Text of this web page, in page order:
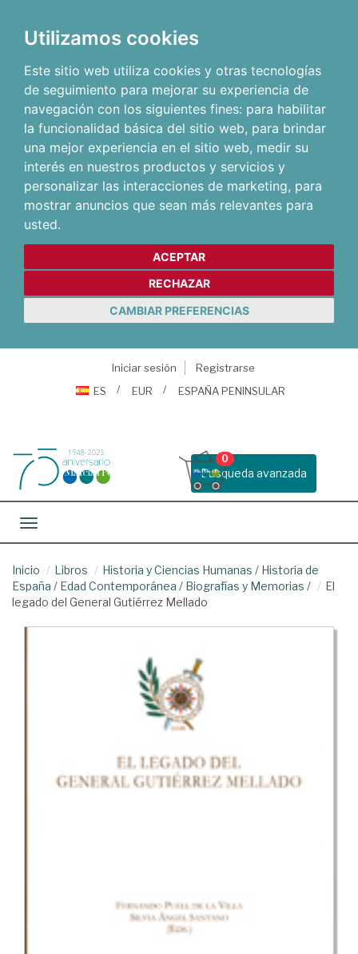
Utilizamos cookies
Este sitio web utiliza cookies y otras tecnologías
de seguimiento para mejorar su experiencia de
navegación con los siguientes fines: para habilitar
la funcionalidad básica del sitio web, para brindar
una mejor experiencia en el sitio web, medir su
interés en nuestros productos y servicios y
personalizar las interacciones de marketing, para
mostrar anuncios que sean más relevantes para
usted.
ACEPTAR
RECHAZAR
CAMBIAR PREFERENCIAS
Iniciar sesión
Registrarse
ES
EUR ESPAÑA PENINSULAR
Busqueda avanzada
0
Toggle navigation
Inicio Libros Historia y Ciencias Humanas / Historia de
España / Edad Contemporánea / Biografías y Memorias /
El
legado del General Gutiérrez Mellado